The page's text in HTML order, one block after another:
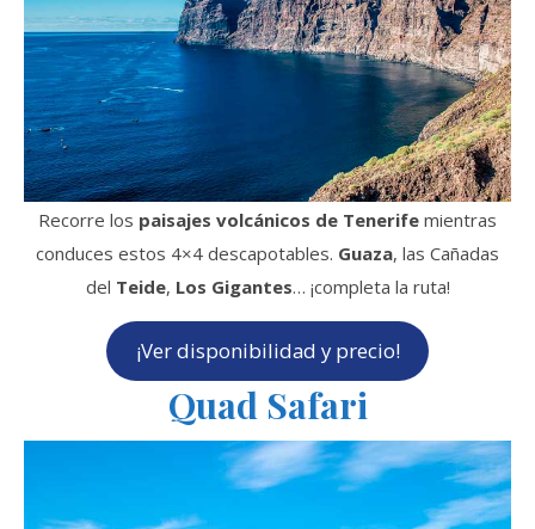
Recorre los paisajes volcánicos de Tenerife mientras
conduces estos 4×4 descapotables. Guaza, las Cañadas
del Teide, Los Gigantes… ¡completa la ruta!
¡Ver disponibilidad y precio!
Quad Safari